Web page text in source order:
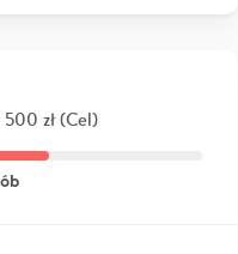
500 zł (Cel)